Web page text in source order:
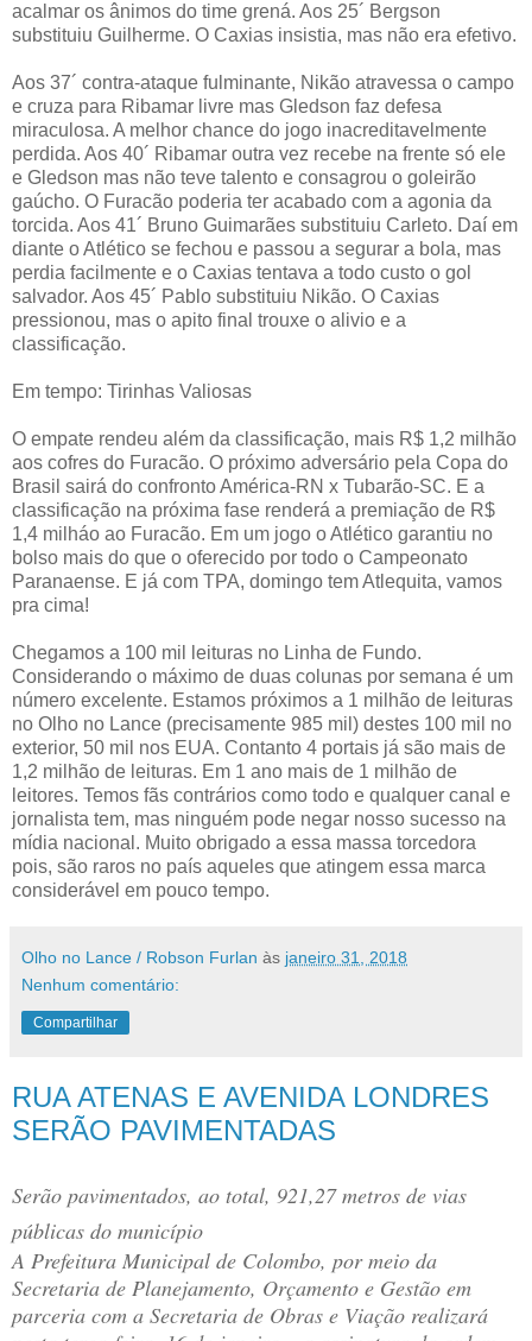
acalmar os ânimos do time grená. Aos 25´ Bergson
substituiu Guilherme. O Caxias insistia, mas não era efetivo.
Aos 37´ contra-ataque fulminante, Nikão atravessa o campo
e cruza para Ribamar livre mas Gledson faz defesa
miraculosa. A melhor chance do jogo inacreditavelmente
perdida. Aos 40´ Ribamar outra vez recebe na frente só ele
e Gledson mas não teve talento e consagrou o goleirão
gaúcho. O Furacão poderia ter acabado com a agonia da
torcida. Aos 41´ Bruno Guimarães substituiu Carleto. Daí em
diante oAtlético se fechou e passou a segurar a bola, mas
perdia facilmente e o Caxias tentava a todo custo o gol
salvador. Aos 45´ Pablo substituiu Nikão. O Caxias
pressionou, mas o apito final trouxe o alivio e a
classificação.
Em tempo: Tirinhas Valiosas
O empate rendeu além da classificação, mais R$ 1,2 milhão
aos cofres do Furacão. O próximo adversário pela Copa do
Brasil sairá do confronto América-RN x Tubarão-SC. E a
classificação na próxima fase renderá a premiação de R$
1,4 milháo ao Furacão. Em um jogo o Atlético garantiu no
bolso mais do que o oferecido por todo o Campeonato
Paranaense. E já com TPA, domingo tem Atlequita, vamos
pra cima!
Chegamos a 100 mil leituras no Linha de Fundo.
Considerando o máximo de duas colunas por semana é um
número excelente. Estamos próximos a 1 milhão de leituras
no Olho no Lance (precisamente 985 mil) destes 100 mil no
exterior, 50 mil nos EUA. Contanto 4 portais já são mais de
1,2 milhão de leituras. Em 1 ano mais de 1 milhão de
leitores. Temos fãs contrários como todo e qualquer canal e
jornalista tem, mas ninguém pode negar nosso sucesso na
mídia nacional. Muito obrigado a essa massa torcedora
pois, são raros no país aqueles que atingem essa marca
considerável em pouco tempo.
Olho no Lance / Robson Furlan às janeiro 31, 2018
Nenhum comentário:
Compartilhar
RUA ATENAS E AVENIDA LONDRES
SERÃO PAVIMENTADAS
Serão pavimentados, ao total, 921,27 metros de vias
públicas do município
A Prefeitura Municipal de Colombo, por meio da
Secretaria de Planejamento, Orçamento e Gestão em
parceria com a Secretaria de Obras e Viação realizará